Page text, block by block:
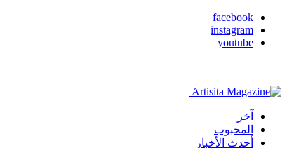
facebook
instagram
youtube
آخر
المحبوب
أحدث الأخبار